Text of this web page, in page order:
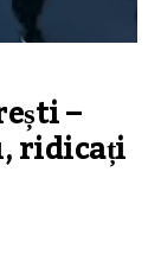
–
ridicați